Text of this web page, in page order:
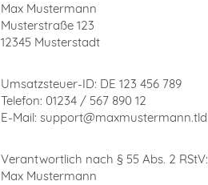
Max Mustermann
Musterstraße 123
12345 Musterstadt
Umsatzsteuer-ID: DE 123 456 789
Telefon: 01234 / 567 890 12
E-Mail: support@maxmustermann.tld
Verantwortlich nach § 55 Abs. 2 RStV:
Max Mustermann